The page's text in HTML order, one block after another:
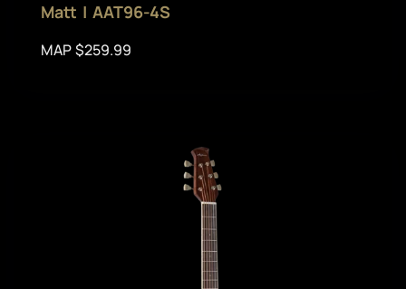
Matt | AAT96-4S
MAP $259.99